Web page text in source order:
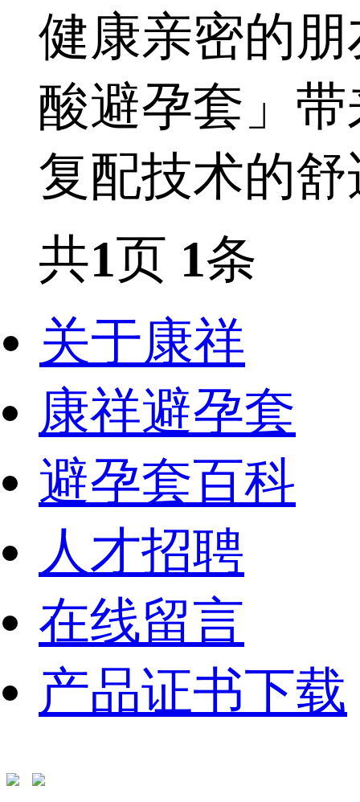
健康亲密的
酸避孕套」
复配技术的
共1页 1条
关于康祥
康祥避孕套
避孕套百科
人才招聘
在线留言
产品证书下载